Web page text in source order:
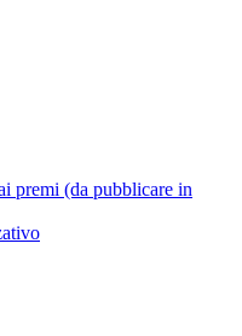
premi (da pubblicare in